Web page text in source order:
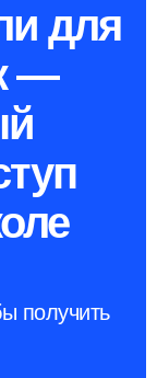
для
—
получить